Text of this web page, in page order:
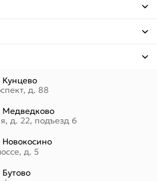
д. 88
д. 22, подъезд 6
д. 5